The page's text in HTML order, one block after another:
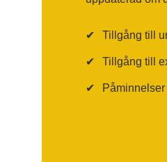
✔ Tillgång till
✔ Tillgång till
✔